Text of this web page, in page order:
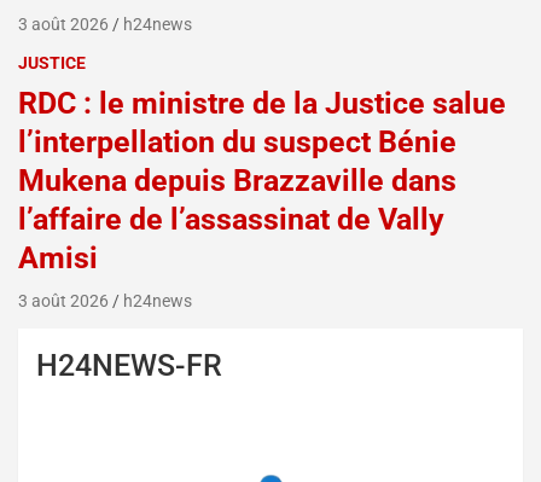
3 août 2026
h24news
JUSTICE
RDC : le ministre de la Justice salue
l’interpellation du suspect Bénie
Mukena depuis Brazzaville dans
l’affaire de l’assassinat de Vally
Amisi
3 août 2026 h24news
H24NEWS-FR